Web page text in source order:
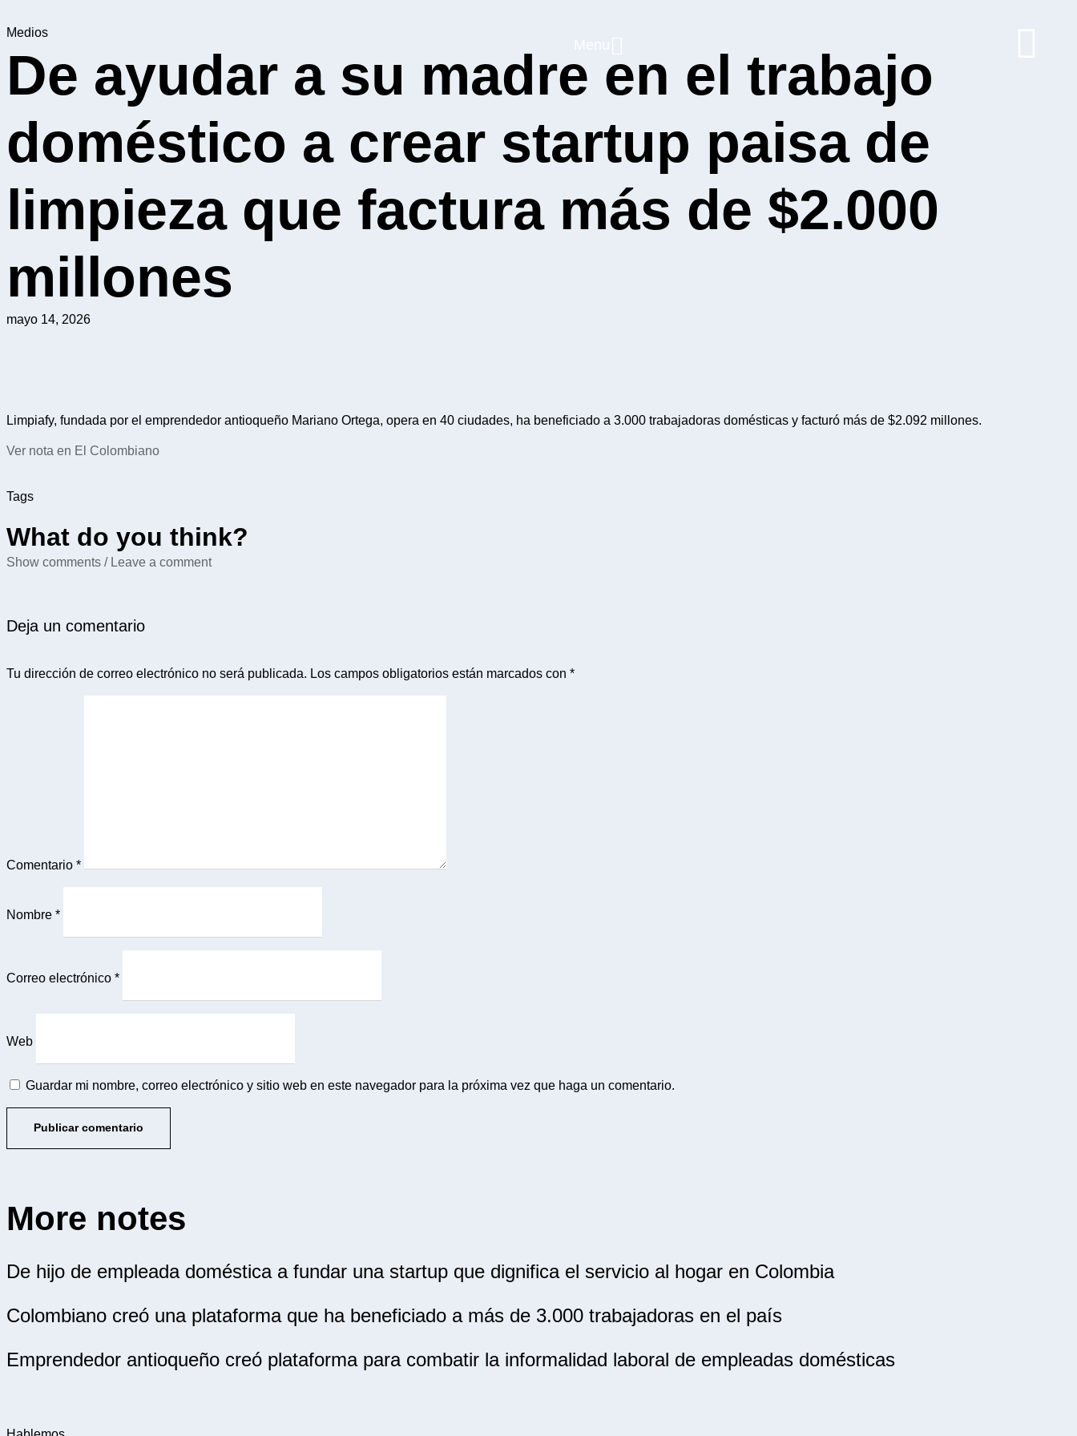
Medios
De ayudar a su madre en el trabajo
doméstico a crear startup paisa de
limpieza que factura más de $2.000
millones
mayo 14, 2026
Limpiafy, fundada por el emprendedor antioqueño Mariano Ortega, opera en 40 ciudades, ha beneficiado a 3.000 trabajadoras domésticas y facturó más de $2.092 millones.
Ver nota en El Colombiano
Tags
What do you think?
Show comments / Leave a comment
Deja un comentario
Tu dirección de correo electrónico no será publicada. Los campos obligatorios están marcados con *
Comentario *
Nombre *
Correo electrónico *
Web
Guardar mi nombre, correo electrónico y sitio web en este navegador para la próxima vez que haga un comentario.
More notes
De hijo de empleada doméstica a fundar una startup que dignifica el servicio al hogar en Colombia
Colombiano creó una plataforma que ha beneficiado a más de 3.000 trabajadoras en el país
Emprendedor antioqueño creó plataforma para combatir la informalidad laboral de empleadas domésticas